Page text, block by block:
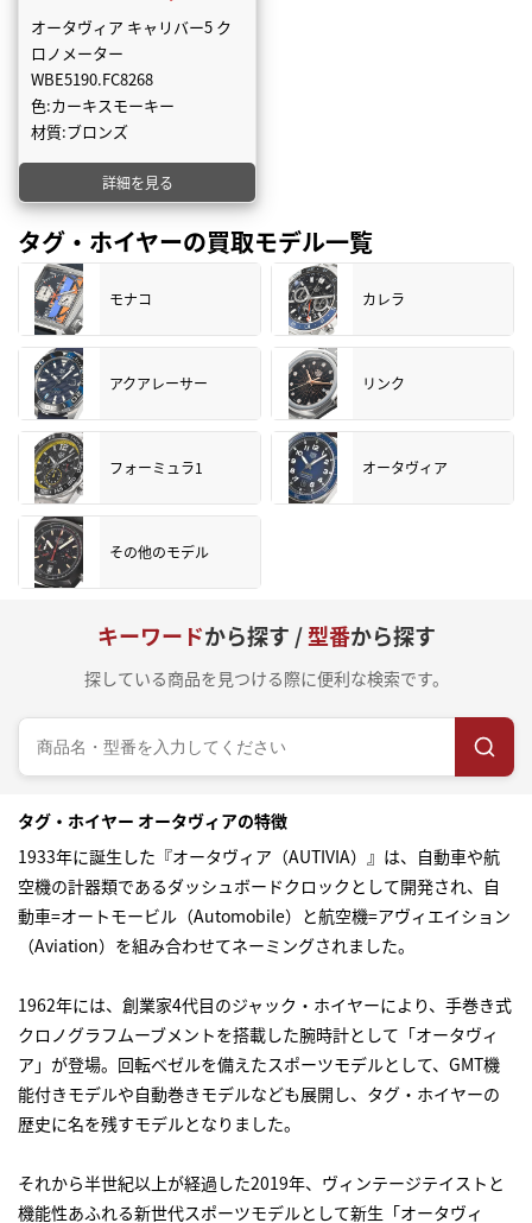
オータヴィア キャリバー5 ク
ロノメーター
WBE5190.FC8268
色:カーキスモーキー
材質:ブロンズ
詳細を見る
タグ・ホイヤーの買取モデル一覧
モナコ カレラ
アクアレーサー リンク
フォーミュラ1 オータヴィア
その他のモデル
キーワードから探す /型番から探す
探している商品を見つける際に便利な検索です。
タグ・ホイヤー オータヴィアの特徴
1933年に誕生した『オータヴィア（AUTIVIA）』は、自動車や航
空機の計器類であるダッシュボードクロックとして開発され、自
動車=オートモービル（Automobile）と航空機=アヴィエイション
（Aviation）を組み合わせてネーミングされました。
1962年には、創業家4代目のジャック・ホイヤーにより、手巻き式
クロノグラフムーブメントを搭載した腕時計として「オータヴィ
ア」が登場。回転ベゼルを備えたスポーツモデルとして、GMT機
能付きモデルや自動巻きモデルなども展開し、タグ・ホイヤーの
歴史に名を残すモデルとなりました。
それから半世紀以上が経過した2019年、ヴィンテージテイストと
機能性あふれる新世代スポーツモデルとして新生「オータヴィ